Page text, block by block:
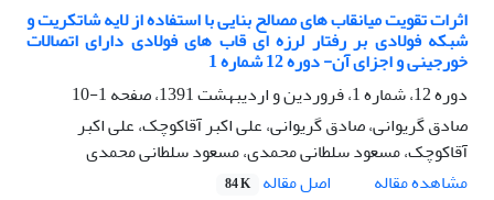
اثرات تقویت میانقاب های مصالح بنایی با استفاده از لایه شاتکریت و
شبکه فولادی بر رفتار لرزه ای قاب های فولادی دارای اتصالات
خورجینی و اجزای آن- دوره 12 شماره 1
دوره 12، شماره 1، فروردین و اردیبهشت 1391، صفحه
1-10
صادق گریوانی، صادق گریوانی، علی اکبر آقاکوچک، علی اکبر
آقاکوچک، مسعود سلطانی محمدی، مسعود سلطانی محمدی
مشاهده مقاله
اصل مقاله 84 K